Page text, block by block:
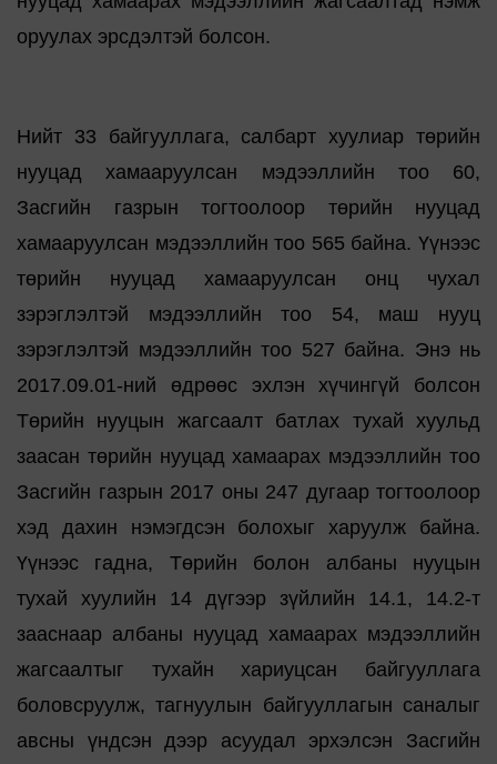
оруулах эрсдэлтэй болсон.
Нийт 33 байгууллага, салбарт хуулиар төрийн
нууцад хамааруулсан мэдээллийн тоо 60,
Засгийн газрын тогтоолоор төрийн нууцад
хамааруулсан мэдээллийн тоо 565 байна. Үүнээс
төрийн нууцад хамааруулсан онц чухал
зэрэглэлтэй мэдээллийн тоо 54, маш нууц
зэрэглэлтэй мэдээллийн тоо 527 байна. Энэ нь
2017.09.01-ний өдрөөс эхлэн хүчингүй болсон
Төрийн нууцын жагсаалт батлах тухай хуульд
заасан төрийн нууцад хамаарах мэдээллийн тоо
Засгийн газрын 2017 оны 247 дугаар тогтоолоор
хэд дахин нэмэгдсэн болохыг харуулж байна.
Үүнээс гадна, Төрийн болон албаны нууцын
тухай хуулийн 14 дүгээр зүйлийн 14.1, 14.2-т
зааснаар албаны нууцад хамаарах мэдээллийн
жагсаалтыг тухайн хариуцсан байгууллага
боловсруулж, тагнуулын байгууллагын саналыг
авсны үндсэн дээр асуудал эрхэлсэн Засгийн